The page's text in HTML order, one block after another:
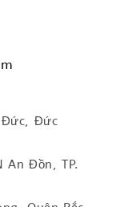
Đức, Đức
An Đồn, TP.